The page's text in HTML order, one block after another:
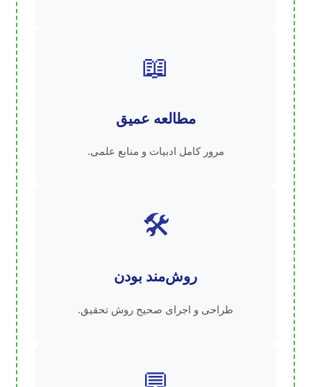
📖
مطالعه عمیق
مرور کامل ادبیات و منابع علمی.
🛠️
روش‌مند بودن
طراحی و اجرای صحیح روش تحقیق.